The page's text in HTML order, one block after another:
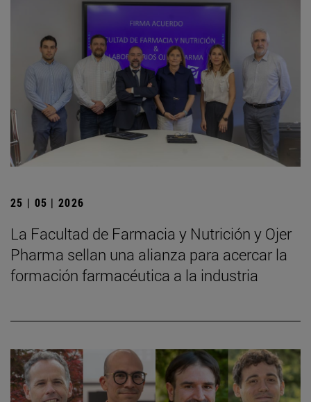
25 | 05 | 2026
La Facultad de Farmacia y Nutrición y Ojer
Pharma sellan una alianza para acercar la
formación farmacéutica a la industria